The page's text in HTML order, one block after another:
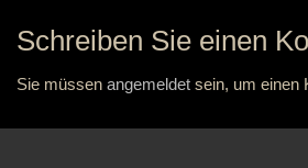
Schreiben Sie einen
Sie müssen angemeldet sein, um einen